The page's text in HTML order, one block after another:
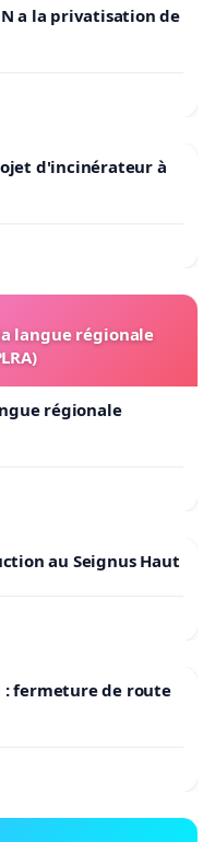
a la privatisation de
d'incinérateur à
langue régionale
régionale
au Seignus Haut
: fermeture de route